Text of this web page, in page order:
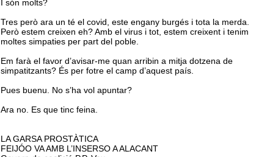
I són molts?
Tres però ara un té el covid, este engany burgés i tota la merda.
Però estem creixen eh? Amb el virus i tot, estem creixent i tenim
moltes simpaties per part del poble.
Em farà el favor d’avisar-me quan arribin a mitja dotzena de
simpatitzants? És per fotre el camp d’aquest país.
Pues buenu. No s’ha vol apuntar?
Ara no. Es que tinc feina.
LA GARSA PROSTÀTICA
FEIJÓO VA AMB L’INSERSO A ALACANT